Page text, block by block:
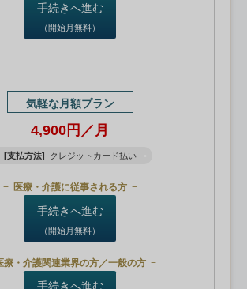
手続きへ進む
（開始月無料）
気軽な月額プラン
4,900円／月
[支払方法] クレジットカード払い
医療・介護に従事される方
手続きへ進む
（開始月無料）
療・介護関連業界の方／一般の方
手続きへ進む